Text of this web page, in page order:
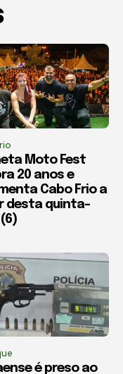
Moto Fest
20 anos e
Cabo Frio a
desta quinta-
é preso ao